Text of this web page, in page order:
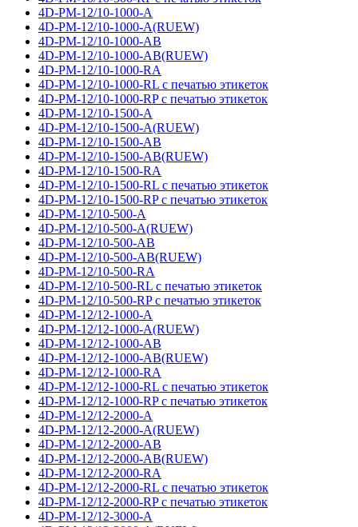
4D-PM-12/10-1000-A
4D-PM-12/10-1000-A(RUEW)
4D-PM-12/10-1000-AB
4D-PM-12/10-1000-AB(RUEW)
4D-PM-12/10-1000-RA
4D-PM-12/10-1000-RL с печатью этикеток
4D-PM-12/10-1000-RP с печатью этикеток
4D-PM-12/10-1500-A
4D-PM-12/10-1500-A(RUEW)
4D-PM-12/10-1500-AB
4D-PM-12/10-1500-AB(RUEW)
4D-PM-12/10-1500-RA
4D-PM-12/10-1500-RL с печатью этикеток
4D-PM-12/10-1500-RP с печатью этикеток
4D-PM-12/10-500-A
4D-PM-12/10-500-A(RUEW)
4D-PM-12/10-500-AB
4D-PM-12/10-500-AB(RUEW)
4D-PM-12/10-500-RA
4D-PM-12/10-500-RL с печатью этикеток
4D-PM-12/10-500-RP с печатью этикеток
4D-PM-12/12-1000-A
4D-PM-12/12-1000-A(RUEW)
4D-PM-12/12-1000-AB
4D-PM-12/12-1000-AB(RUEW)
4D-PM-12/12-1000-RA
4D-PM-12/12-1000-RL с печатью этикеток
4D-PM-12/12-1000-RP с печатью этикеток
4D-PM-12/12-2000-A
4D-PM-12/12-2000-A(RUEW)
4D-PM-12/12-2000-AB
4D-PM-12/12-2000-AB(RUEW)
4D-PM-12/12-2000-RA
4D-PM-12/12-2000-RL с печатью этикеток
4D-PM-12/12-2000-RP с печатью этикеток
4D-PM-12/12-3000-A